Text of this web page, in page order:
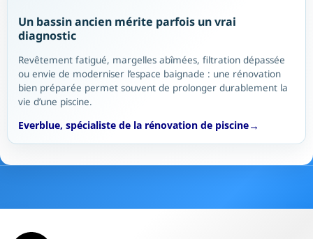
Un bassin ancien mérite parfois un vrai
diagnostic
Revêtement fatigué, margelles abîmées, filtration dépassée
ou envie de moderniser l’espace baignade : une rénovation
bien préparée permet souvent de prolonger durablement la
vie d’une piscine.
Everblue, spécialiste de la rénovation de piscine